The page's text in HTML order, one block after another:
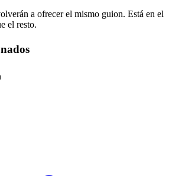
a ofrecer el mismo guion. Está en el
el resto.